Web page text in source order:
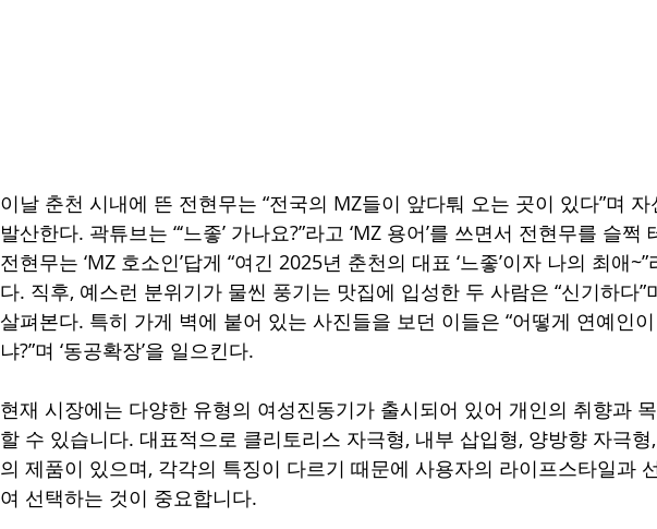
이날 춘천 시내에 뜬 전현무는 “전국의 MZ들이 앞다퉈 오는 곳이 있다”며
발산한다. 곽튜브는 “‘느좋’ 가나요?”라고 ‘MZ 용어’를 쓰면서 전현무를 슬쩍
전현무는 ‘MZ 호소인’답게 “여긴 2025년 춘천의 대표 ‘느좋’이자 나의 최애
다. 직후, 예스런 분위기가 물씬 풍기는 맛집에 입성한 두 사람은 “신기하다”
살펴본다. 특히 가게 벽에 붙어 있는 사진들을 보던 이들은 “어떻게 연예인
냐?”며 ‘동공확장’을 일으킨다.
현재 시장에는 다양한 유형의 여성진동기가 출시되어 있어 개인의 취향과
할 수 있습니다. 대표적으로 클리토리스 자극형, 내부 삽입형, 양방향 자극형
의 제품이 있으며, 각각의 특징이 다르기 때문에 사용자의 라이프스타일과
여 선택하는 것이 중요합니다.